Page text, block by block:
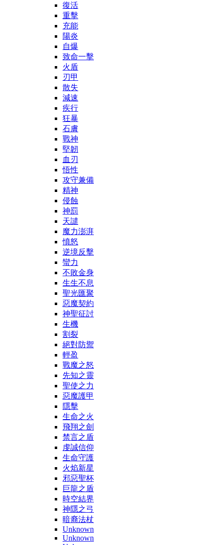
復活
重擊
充能
陽炎
自爆
致命一擊
火盾
刃甲
散失
減速
疾行
狂暴
石膚
戰神
堅韌
血刃
悟性
攻守兼備
精神
侵蝕
神罰
天譴
魔力澎湃
憤怒
逆境反擊
蠻力
不敗金身
生生不息
聖光匯聚
惡魔契約
神聖征討
生機
割裂
絕對防禦
輕盈
戰魔之怒
先知之靈
聖使之力
惡魔護甲
隱擊
生命之火
飛翔之劍
禁言之盾
虔誠信仰
生命守護
火焰新星
邪惡聖杯
巨龍之盾
時空結界
神隱之弓
暗裔法杖
Unknown
Unknown